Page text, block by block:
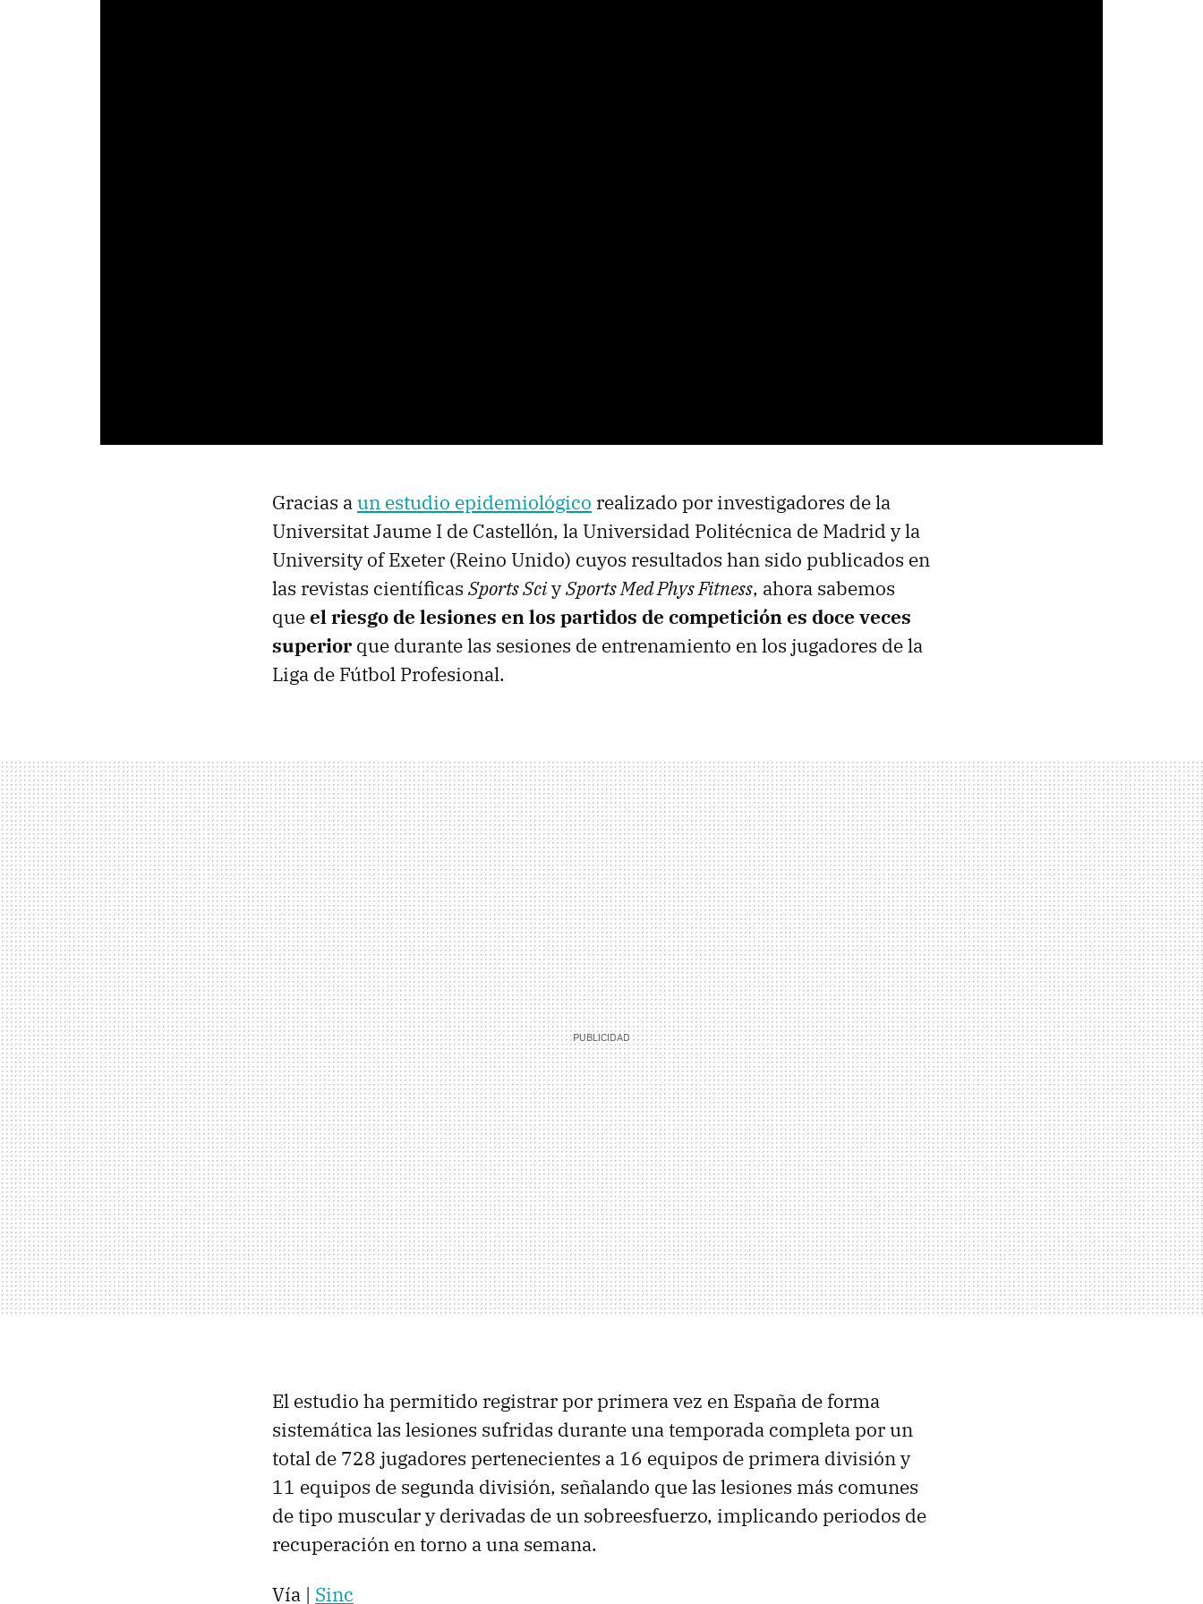
Gracias aun estudio epidemiológico realizado por investigadores de la
Universitat Jaume I de Castellón, la Universidad Politécnica de Madrid y la
University of Exeter (Reino Unido) cuyos resultados han sido publicados en
las revistas científicas Sports SciySports Med Phys Fitness, ahora sabemos
queel riesgo de lesiones en los partidos de competición es doce veces
superior que durante las sesiones de entrenamiento en los jugadores de la
Liga de Fútbol Profesional.
El estudio ha permitido registrar por primera vez en España de forma
sistemática las lesiones sufridas durante una temporada completa por un
total de 728 jugadores pertenecientes a 16 equipos de primera división y
11 equipos de segunda división, señalando que las lesiones más comunes
de tipo muscular y derivadas de un sobreesfuerzo, implicando periodos de
recuperación en torno a una semana.
Vía | Sinc